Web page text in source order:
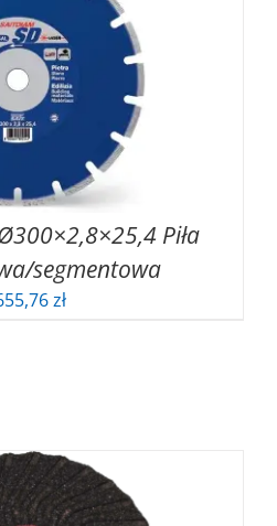
Piła
segmentowa
zł